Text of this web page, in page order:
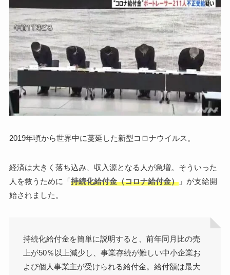
2019年頃から世界中に蔓延した新型コロナウイルス。
経済は大きく落ち込み、収入源となる人が急増。そういった
人を救うために「持続化給付金（コロナ給付金）」が支給開
始されました。
持続化給付金を簡単に説明すると、前年同月比の売
上が50％以上減少し、事業存続が難しい中小企業お
よび個人事業主が受けられる給付金。給付額は最大